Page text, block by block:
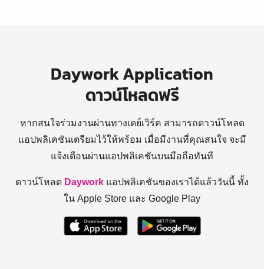
Daywork Application
ดาวน์โหลดฟรี
หากสนใจร่วมงานผ่านทางเดย์เวิร์ค สามารถดาวน์โหลด
แอปพลิเคชันเตรียมไว้ให้พร้อม เมื่อมีงานที่คุณสนใจ จะมี
แจ้งเตือนผ่านแอปพลิเคชันบนมือถือทันที
ดาวน์โหลด Daywork แอปพลิเคชันของเราได้แล้ววันนี้ ทั้ง
ใน Apple Store และ Google Play